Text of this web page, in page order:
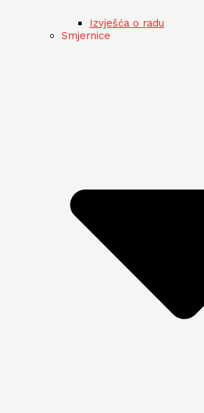
Izvješća o radu
Smjernice